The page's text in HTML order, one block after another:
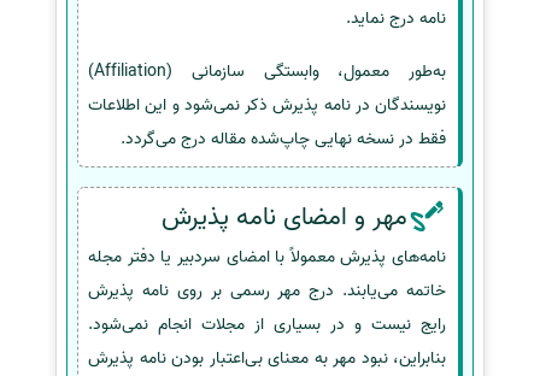
نامه درج نماید.
به‌طور معمول، وابستگی سازمانی (Affiliation)
نویسندگان در نامه پذیرش ذکر نمی‌شود و این اطلاعات
فقط در نسخه نهایی چاپ‌شده مقاله درج می‌گردد.
مهر و امضای نامه پذیرش
نامه‌های پذیرش معمولاً با امضای سردبیر یا دفتر مجله
خاتمه می‌یابند. درج مهر رسمی بر روی نامه پذیرش
رایج نیست و در بسیاری از مجلات انجام نمی‌شود.
بنابراین، نبود مهر به معنای بی‌اعتبار بودن نامه پذیرش